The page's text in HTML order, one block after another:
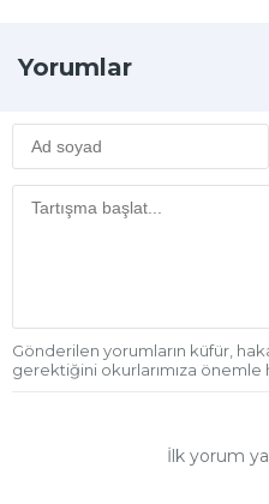
Yorumlar
Gönderilen yorumların küfür,
gerektiğini okurlarımıza önemle
İlk yorum